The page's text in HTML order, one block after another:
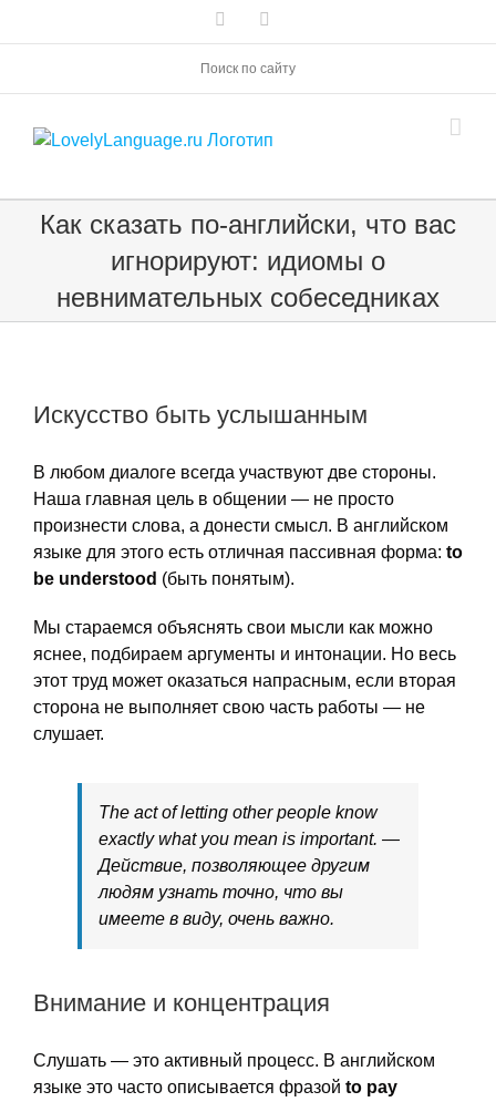
Поиск по сайту
Как сказать по-английски, что вас
игнорируют: идиомы о
невнимательных собеседниках
Искусство быть услышанным
В любом диалоге всегда участвуют две стороны.
Наша главная цель в общении — не просто
произнести слова, а донести смысл. В английском
языке для этого есть отличная пассивная форма: to
be understood (быть понятым).
Мы стараемся объяснять свои мысли как можно
яснее, подбираем аргументы и интонации. Но весь
этот труд может оказаться напрасным, если вторая
сторона не выполняет свою часть работы — не
слушает.
The act of letting other people know
exactly what you mean is important. —
Действие, позволяющее другим
людям узнать точно, что вы
имеете в виду, очень важно.
Внимание и концентрация
Слушать — это активный процесс. В английском
языке это часто описывается фразой to pay